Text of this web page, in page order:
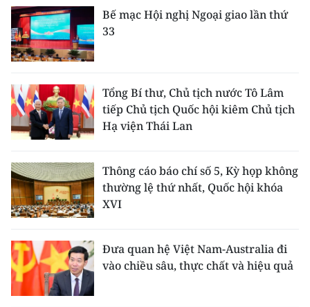
Bế mạc Hội nghị Ngoại giao lần thứ
33
Tổng Bí thư, Chủ tịch nước Tô Lâm
tiếp Chủ tịch Quốc hội kiêm Chủ tịch
Hạ viện Thái Lan
Thông cáo báo chí số 5, Kỳ họp không
thường lệ thứ nhất, Quốc hội khóa
XVI
Đưa quan hệ Việt Nam-Australia đi
vào chiều sâu, thực chất và hiệu quả